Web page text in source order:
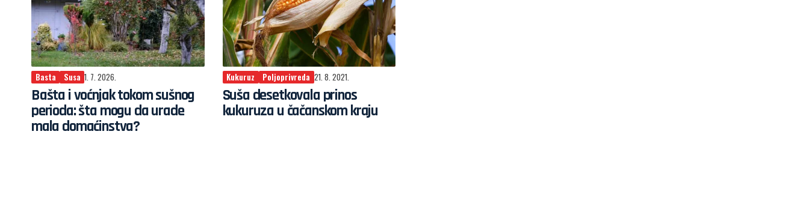
Basta Susa 1. 7. 2026.
Bašta i voćnjak tokom sušnog
perioda: šta mogu da urade
mala domaćinstva?
Kukuruz Poljoprivreda 21. 8. 2021.
Suša desetkovala prinos
kukuruza u čačanskom kraju